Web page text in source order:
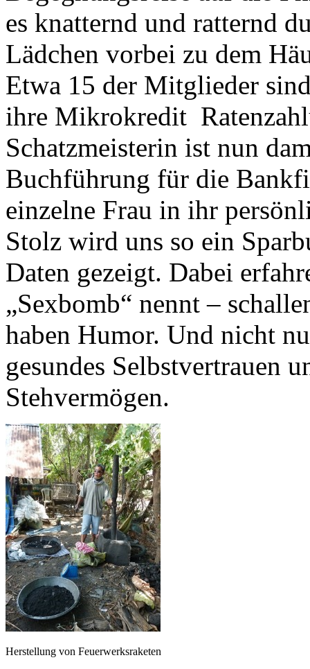
es knatternd und ratternd
Lädchen vorbei zu dem
Etwa 15 der Mitglieder
ihre Mikrokredit
Schatzmeisterin ist nun
Buchführung für die
einzelne Frau in ihr
Stolz wird uns so ein
Daten gezeigt. Dabei
„Sexbomb“ nennt –
haben Humor. Und nicht
gesundes Selbstvertrauen
Stehvermögen.
Herstellung von Feuerwerksraketen